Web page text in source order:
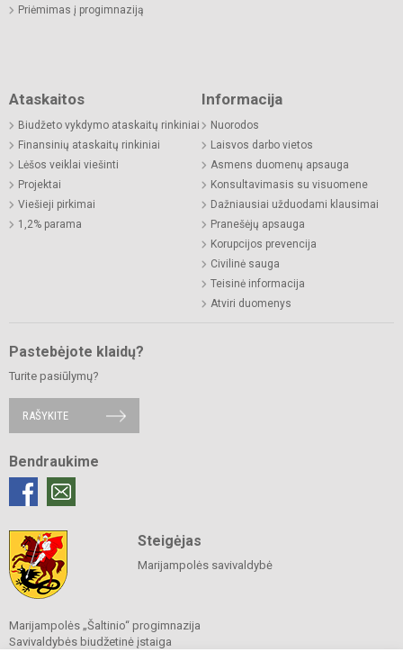
Priėmimas į progimnaziją
Ataskaitos
Biudžeto vykdymo ataskaitų rinkiniai
Finansinių ataskaitų rinkiniai
Lėšos veiklai viešinti
Projektai
Viešieji pirkimai
1,2% parama
Informacija
Nuorodos
Laisvos darbo vietos
Asmens duomenų apsauga
Konsultavimasis su visuomene
Dažniausiai užduodami klausimai
Pranešėjų apsauga
Korupcijos prevencija
Civilinė sauga
Teisinė informacija
Atviri duomenys
Pastebėjote klaidų?
Turite pasiūlymų?
RAŠYKITE
Bendraukime
Steigėjas
Marijampolės savivaldybė
Marijampolės „Šaltinio“ progimnazija
Savivaldybės biudžetinė įstaiga